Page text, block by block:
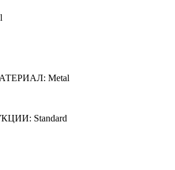
Metal
Standard